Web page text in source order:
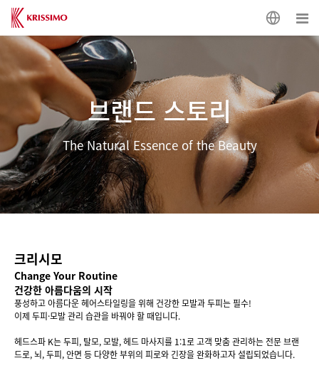
브랜드 스토리
The Natural Essence of the Beauty
크리시모
Change Your Routine
건강한 아름다움의 시작
풍성하고 아름다운 헤어스타일링을 위해 건강한 모발과 두피는 필수!
이제 두피·모발 관리 습관을 바꿔야 할 때입니다.
헤드스파 K는 두피, 탈모, 모발, 헤드 마사지를 1:1로 고객 맞춤 관리하는 전문 브랜
드로, 뇌, 두피, 안면 등 다양한 부위의 피로와 긴장을 완화하고자 설립되었습니다.